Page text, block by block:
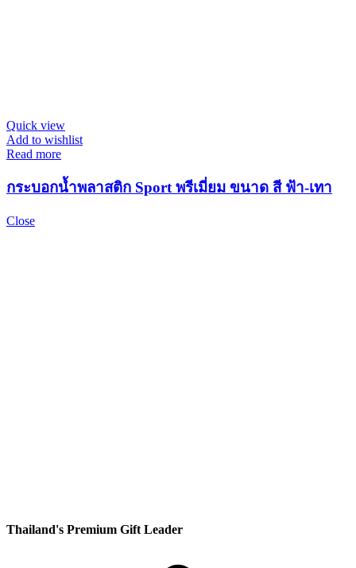
Quick view
Add to wishlist
Read more
กระบอกน้ำพลาสติก Sport พรีเมี่ยม ขนาด สี ฟ้า-เทา
Close
Thailand's Premium Gift Leader